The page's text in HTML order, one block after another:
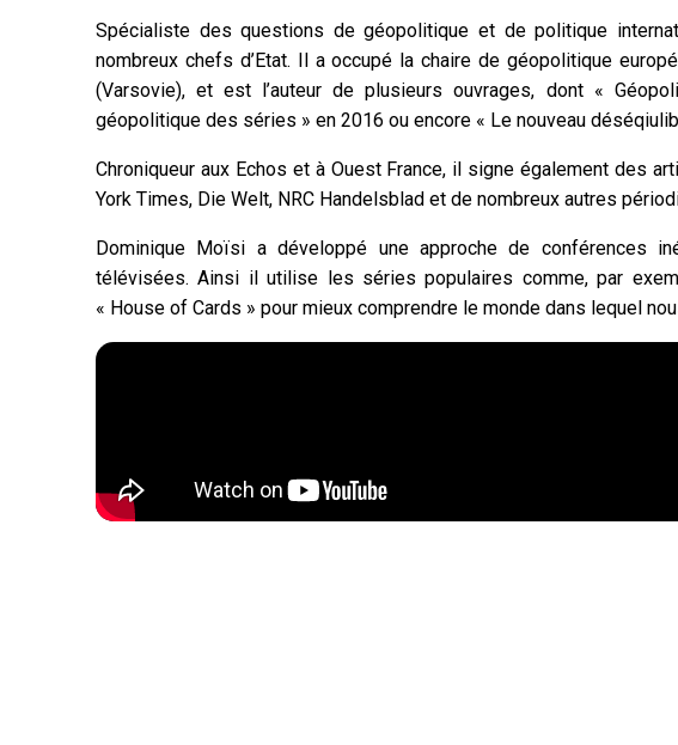
Spécialiste des questions de géopolitique et de politique
nombreux chefs d’Etat. Il a occupé la chaire de géopolitique
(Varsovie), et est l’auteur de plusieurs ouvrages, dont «
géopolitique des séries » en 2016 ou encore « Le nouveau
Chroniqueur aux Echos et à Ouest France, il signe également des
York Times, Die Welt, NRC Handelsblad et de nombreux autres
Dominique Moïsi a développé une approche de conférences
télévisées. Ainsi il utilise les séries populaires comme, par
« House of Cards » pour mieux comprendre le monde dans lequel